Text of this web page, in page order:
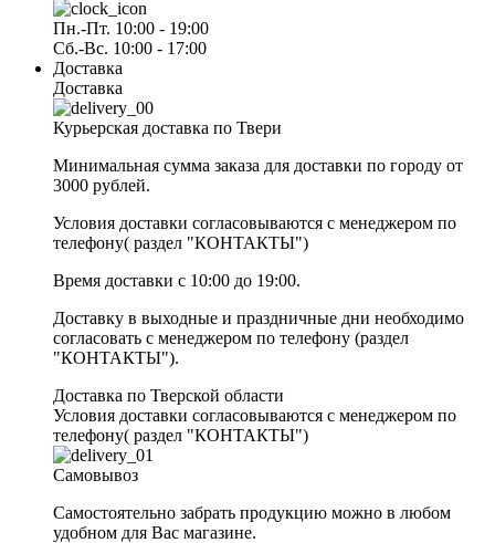
Пн.-Пт. 10:00 - 19:00
Сб.-Вс. 10:00 - 17:00
Доставка
Доставка
Курьерская доставка по Твери
Минимальная сумма заказа для доставки по городу от
3000 рублей.
Условия доставки согласовываются с менеджером по
телефону( раздел "КОНТАКТЫ")
Время доставки с 10:00 до 19:00.
Доставку в выходные и праздничные дни необходимо
согласовать с менеджером по телефону (раздел
"КОНТАКТЫ").
Доставка по Тверской области
Условия доставки согласовываются с менеджером по
телефону( раздел "КОНТАКТЫ")
Самовывоз
Самостоятельно забрать продукцию можно в любом
удобном для Вас магазине.